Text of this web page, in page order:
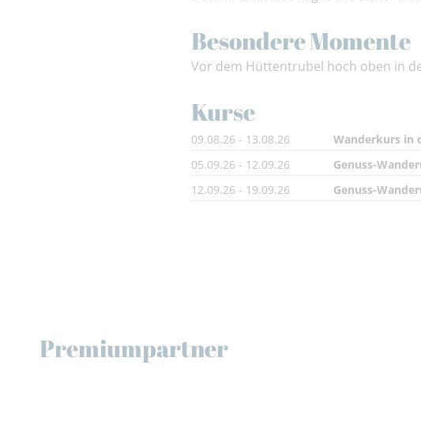
Besondere Momente
Vor dem Hüttentrubel hoch oben in
Kurse
09.08.26 - 13.08.26 Wanderkurs in
05.09.26 - 12.09.26
Genuss-
12.09.26 - 19.09.26
Genuss-
Premiumpartner